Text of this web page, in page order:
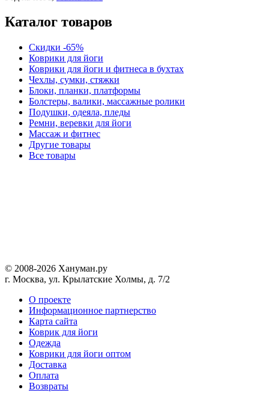
Каталог товаров
Скидки -65%
Коврики для йоги
Коврики для йоги и фитнеса в бухтах
Чехлы, сумки, стяжки
Блоки, планки, платформы
Болстеры, валики, массажные ролики
Подушки, одеяла, пледы
Ремни, веревки для йоги
Массаж и фитнес
Другие товары
Все товары
© 2008-2026 Хануман.ру
г. Москва, ул. Крылатские Холмы, д. 7/2
O проекте
Информационное партнерство
Карта сайта
Коврик для йоги
Одежда
Коврики для йоги оптом
Доставка
Оплата
Возвраты